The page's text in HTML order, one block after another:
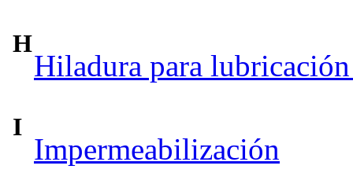
H
Hiladura para
I
Impermeabilización